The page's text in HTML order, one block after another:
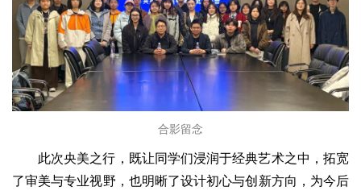
合影留念
此次央美之行，既让同学们浸润于经典艺术之中，拓宽
了审美与专业视野，也明晰了设计初心与创新方向，为今后